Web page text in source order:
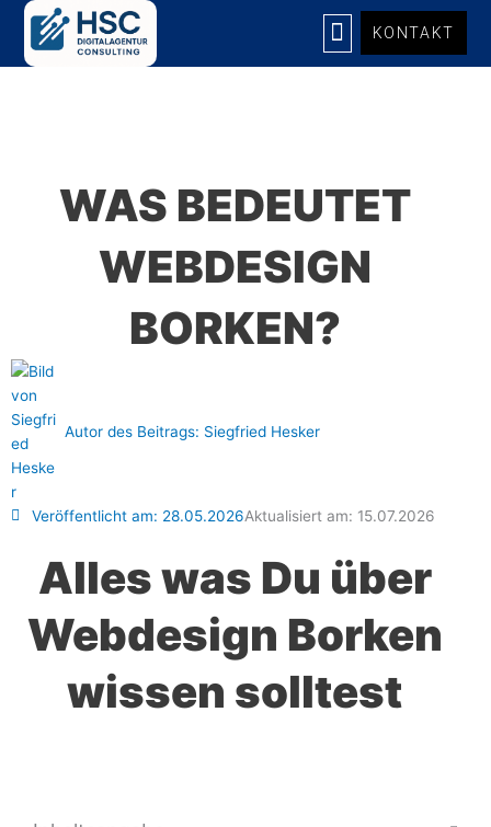
Zum
springen
KONTAKT
WAS BEDEUTET
WEBDESIGN
BORKEN?
Autor des Beitrags: Siegfried Hesker
Veröffentlicht am: 28.05.2026Aktualisiert am: 15.07.2026
Alles was Du über
Webdesign Borken
wissen solltest